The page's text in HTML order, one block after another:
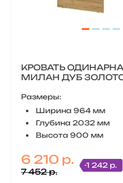
КРОВАТЬ
МИЛАН ДУБ
Размеры:
Ширина 964 мм
Глубина 2032 мм
Высота 900 мм
6 210 р.
7 452 р.
-1 242 р.